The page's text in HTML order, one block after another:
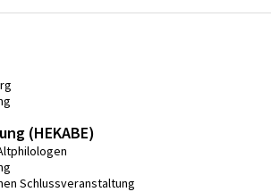
(HEKABE)
Schlussveranstaltung